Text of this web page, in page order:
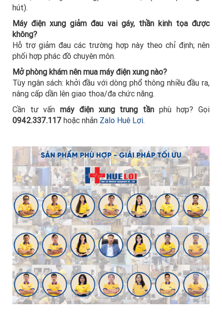
hút).
Máy điện xung giảm đau vai gáy, thần kinh tọa được
không?
Hỗ trợ giảm đau các trường hợp này theo chỉ định; nên
phối hợp phác đồ chuyên môn.
Mở phòng khám nên mua máy điện xung nào?
Tùy ngân sách: khởi đầu với dòng phổ thông nhiều đầu ra,
nâng cấp dần lên giao thoa/đa chức năng.
Cần tư vấn máy điện xung trung tần phù hợp? Gọi
0942.337.117 hoặc nhắn Zalo Huê Lợi.